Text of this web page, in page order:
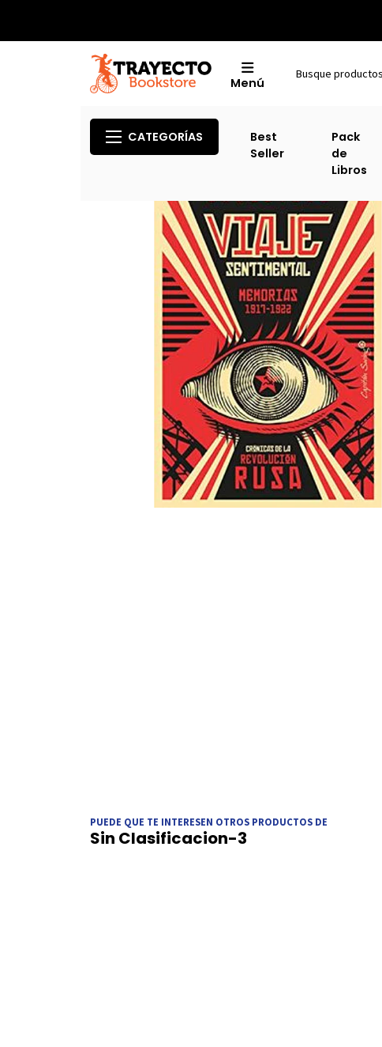
Menú
CATEGORÍAS
Best
Seller
Pack
de
Libros
PUEDE QUE TE INTERESEN OTROS PRODUCTOS DE
Sin Clasificacion-3